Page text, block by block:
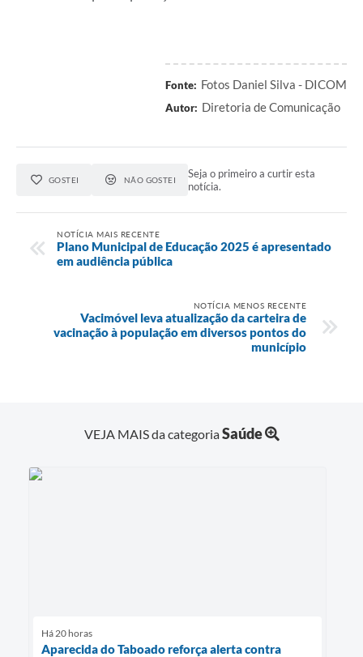
Fonte: Fotos Daniel Silva - DICOM
Autor: Diretoria de Comunicação
GOSTEI NÃO GOSTEI
Seja o primeiro a curtir esta
notícia.
NOTÍCIA MAIS RECENTE
Plano Municipal de Educação 2025 é apresentado
em audiência pública
NOTÍCIA MENOS RECENTE
Vacimóvel leva atualização da carteira de
vacinação à população em diversos pontos do
município
VEJA MAIS da categoriaSaúde
Há 20 horas
Aparecida do Taboado reforça alerta contra